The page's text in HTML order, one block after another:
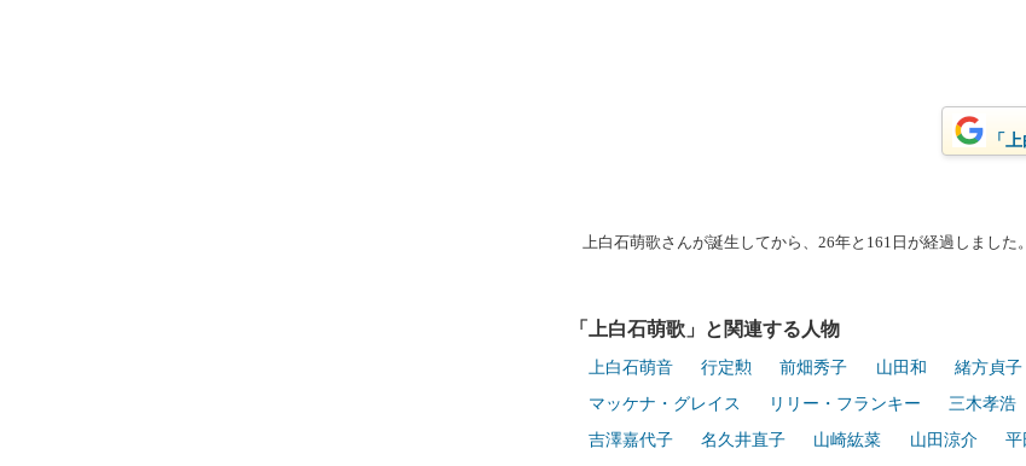
「
上白石萌歌さんが誕生してから、26年と161日が経過しました
「上白石萌歌」と関連する人物
上白石萌音 行定勲 前畑秀子 山田和 緒方貞子
マッケナ・グレイス
リリー・フランキー 三木孝浩
吉澤嘉代子
名久井直子 山崎紘菜 山田涼介 平